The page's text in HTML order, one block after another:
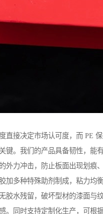
直接决定市场认可度，而 PE
键。我们的产品具备韧性，能
外力冲击，防止板面出现划痕
加多种特殊助剂制成，粘力均
胶水残留，破坏型材的漆面与纹
。同时支持定制化生产，可根